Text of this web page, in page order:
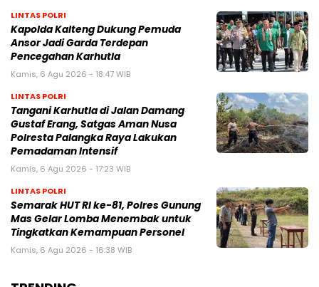
LINTAS POLRI
Kapolda Kalteng Dukung Pemuda
Ansor Jadi Garda Terdepan
Pencegahan Karhutla
Kamis, 6 Agu 2026 - 18:47 WIB
LINTAS POLRI
Tangani Karhutla di Jalan Damang
Gustaf Erang, Satgas Aman Nusa
Polresta Palangka Raya Lakukan
Pemadaman Intensif
Kamis, 6 Agu 2026 - 17:23 WIB
LINTAS POLRI
Semarak HUT RI ke-81, Polres Gunung
Mas Gelar Lomba Menembak untuk
Tingkatkan Kemampuan Personel
Kamis, 6 Agu 2026 - 16:38 WIB